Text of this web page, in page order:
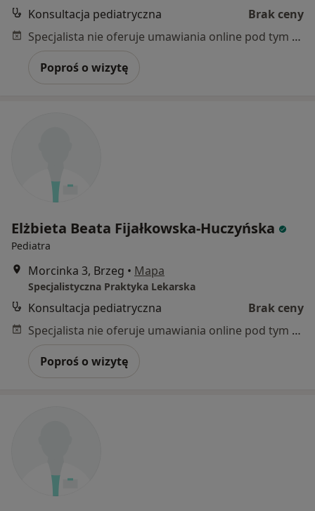
Konsultacja pediatryczna
Brak ceny
Specjalista nie oferuje umawiania online pod tym adresem.
Poproś o wizytę
Elżbieta Beata Fijałkowska-Huczyńska
Pediatra
Morcinka 3, Brzeg • Mapa
Specjalistyczna Praktyka Lekarska
Konsultacja pediatryczna
Brak ceny
Specjalista nie oferuje umawiania online pod tym adresem.
Poproś o wizytę